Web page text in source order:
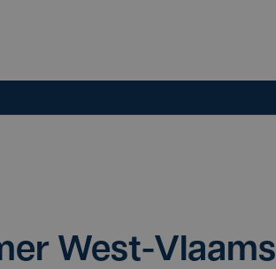
West-Vlaams